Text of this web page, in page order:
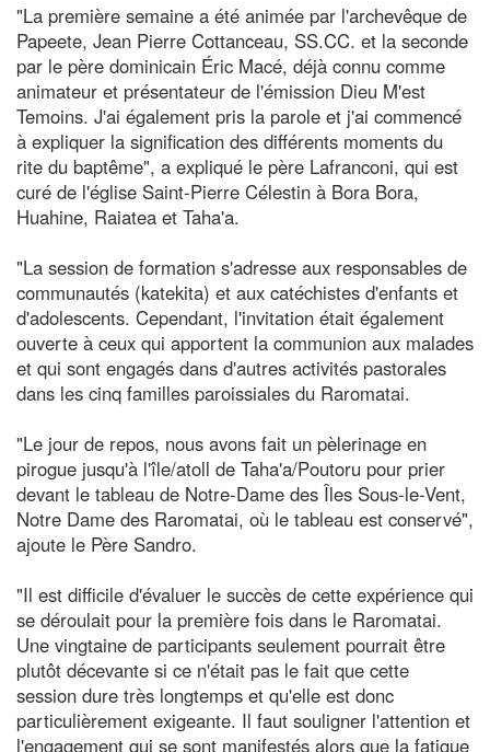
"La première semaine a été animée par l'archevêque de
Papeete, Jean Pierre Cottanceau, SS.CC. et la seconde
par le père dominicain Éric Macé, déjà connu comme
animateur et présentateur de l'émission Dieu M'est
Temoins. J'ai également pris la parole et j'ai commencé
à expliquer la signification des différents moments du
rite du baptême", a expliqué le père Lafranconi, qui est
curé de l'église Saint-Pierre Célestin à Bora Bora,
Huahine, Raiatea et Taha'a.
"La session de formation s'adresse aux responsables de
communautés (katekita) et aux catéchistes d'enfants et
d'adolescents. Cependant, l'invitation était également
ouverte à ceux qui apportent la communion aux malades
et qui sont engagés dans d'autres activités pastorales
dans les cinq familles paroissiales du Raromatai.
"Le jour de repos, nous avons fait un pèlerinage en
pirogue jusqu'à l'île/atoll de Taha'a/Poutoru pour prier
devant le tableau de Notre-Dame des Îles Sous-le-Vent,
Notre Dame des Raromatai, où le tableau est conservé",
ajoute le Père Sandro.
"Il est difficile d'évaluer le succès de cette expérience qui
se déroulait pour la première fois dans le Raromatai.
Une vingtaine de participants seulement pourrait être
plutôt décevante si ce n'était pas le fait que cette
session dure très longtemps et qu'elle est donc
particulièrement exigeante. Il faut souligner l'attention et
l'engagement qui se sont manifestés alors que la fatigue